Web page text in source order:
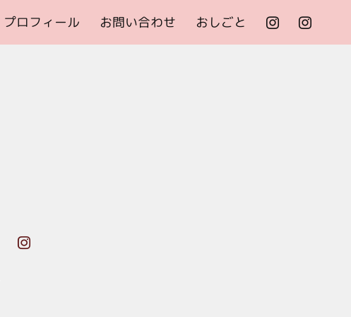
プロフィール お問い合わせ おしごと  
